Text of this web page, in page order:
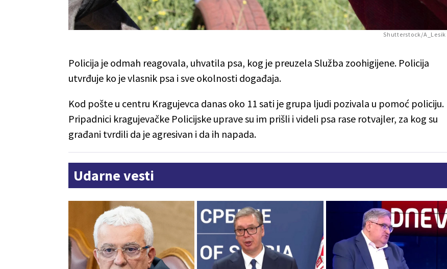
Shutterstock/A_Lesik
Policija je odmah reagovala, uhvatila psa, kog je preuzela Služba zoohigijene. Policija
utvrđuje ko je vlasnik psa i sve okolnosti događaja.
Kod pošte u centru Kragujevca danas oko 11 sati je grupa ljudi pozivala u pomoć policiju.
Pripadnici kragujevačke Policijske uprave su im prišli i videli psa rase rotvajler, za kog su
građani tvrdili da je agresivan i da ih napada.
Udarne vesti